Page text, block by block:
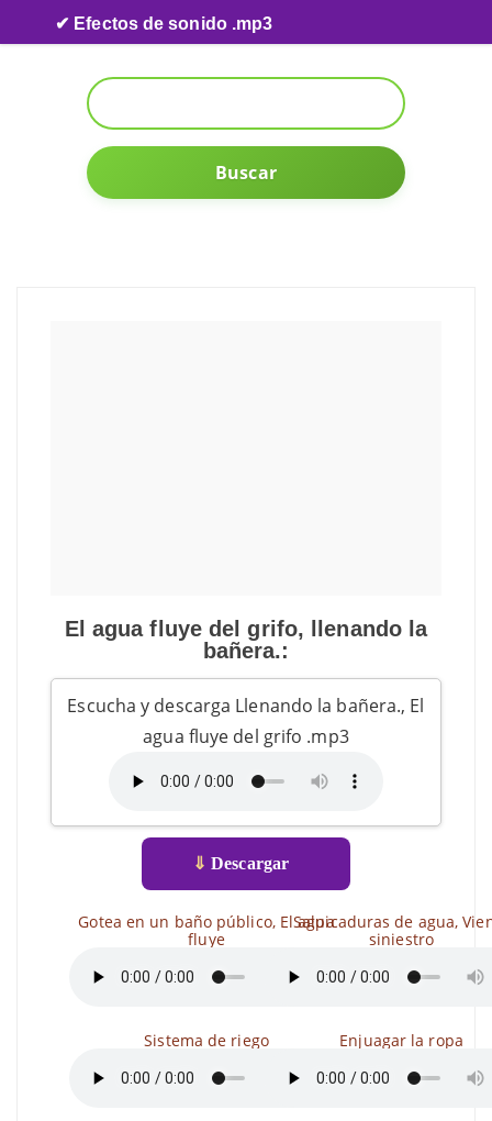
Skip to content
✔ Efectos de sonido .mp3
Buscar
El agua fluye del grifo, llenando la
bañera.:
Escucha y descarga Llenando la bañera., El
agua fluye del grifo .mp3
⇓ Descargar
Gotea en un baño público, El agua
fluye
Sistema de riego
Salpicaduras de agua,
siniestro
Enjuagar la ropa